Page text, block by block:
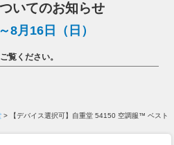
いてのお知らせ
8月16日（日）
覧ください。
> 【デバイス選択可】自重堂 54150 空調服™ ベスト